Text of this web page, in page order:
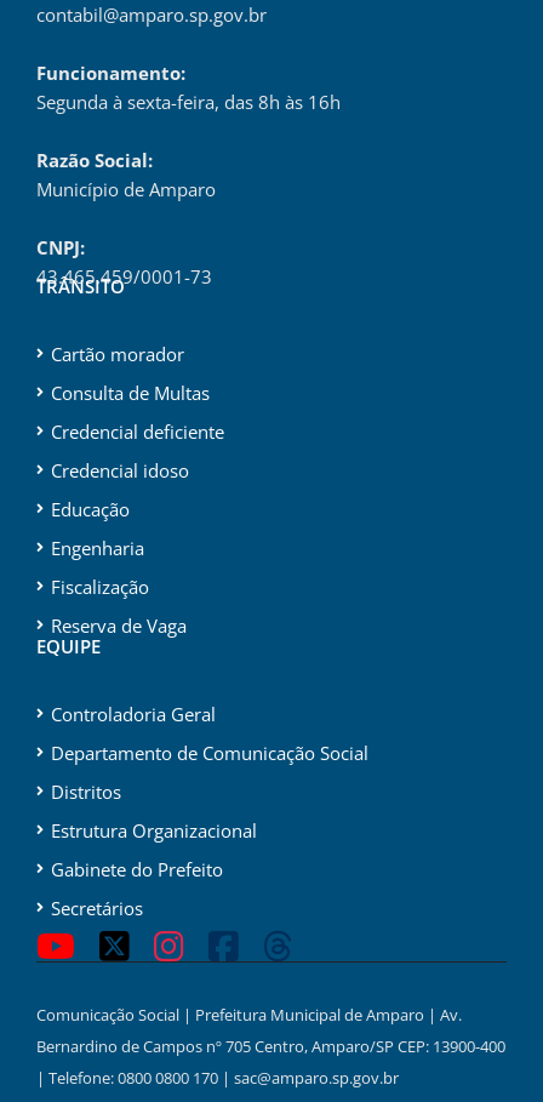
contabil@amparo.sp.gov.br
Funcionamento:
Segunda à sexta-feira, das 8h às 16h
Razão Social:
Município de Amparo
CNPJ:
43.465.459/0001-73
TRÂNSITO
Cartão morador
Consulta de Multas
Credencial deficiente
Credencial idoso
Educação
Engenharia
Fiscalização
Reserva de Vaga
EQUIPE
Controladoria Geral
Departamento de Comunicação Social
Distritos
Estrutura Organizacional
Gabinete do Prefeito
Secretários
Comunicação Social | Prefeitura Municipal de Amparo | Av.
Bernardino de Campos nº 705 Centro, Amparo/SP CEP: 13900-400
| Telefone: 0800 0800 170 | sac@amparo.sp.gov.br